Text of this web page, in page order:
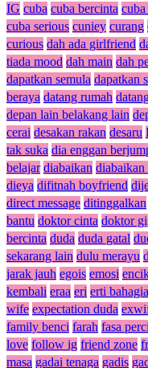
IG cuba cuba bercinta cuba
cuba serious cuniey curang
curious dah ada girlfriend
tiada mood dah main dah
dapatkan semula dapatkan
beraya datang rumah
depan lain belakang lain
cerai desakan rakan desaru
tak suka dia enggan
belajar diabaikan diabaikan
dieya difitnah boyfriend
direct message ditinggalkan
bantu doktor cinta doktor
bercinta duda duda gatal
sekarang lain dulu merayu
jarak jauh egois emosi
kembali eraa eri erti bahagia
wife expectation duda
family benci farah fasa
love follow ig friend zone
masa gadai tenaga gadis